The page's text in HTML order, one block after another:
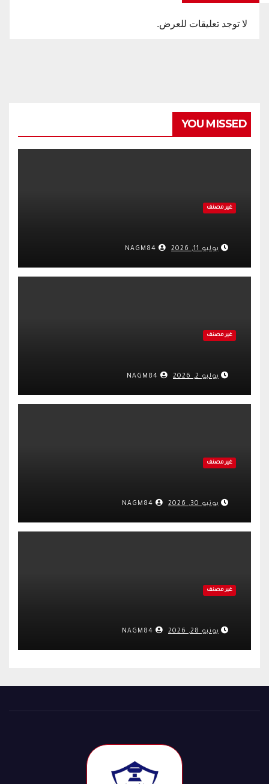
لا توجد تعليقات للعرض.
YOU MISSED
غير مصنف
يوليو 11, 2026
غير مصنف
يوليو 2, 2026
غير مصنف
يونيو 30, 2026
غير مصنف
يونيو 28, 2026